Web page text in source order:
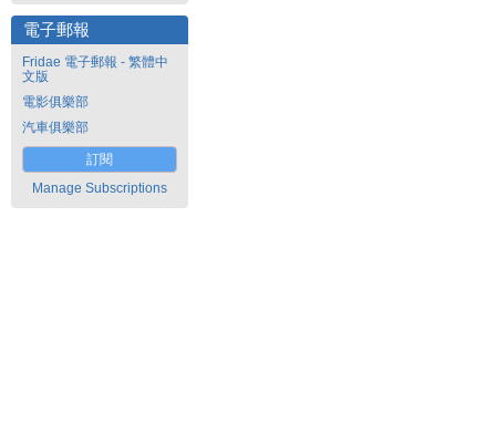
電子郵報
Fridae 電子郵報 - 繁體中
文版
電影俱樂部
汽車俱樂部
訂閱
Manage Subscriptions